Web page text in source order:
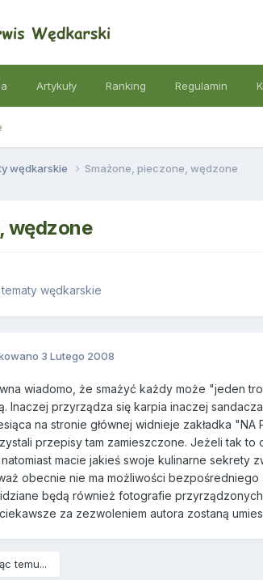
Artykuły Ranking Regulamin
wędkarskie Smażone, pieczone, wędzone
wędzone
wędkarskie
3 Lutego 2008
wiadomo, że smażyć każdy może "jeden
Inaczej przyrządza się karpia inaczej
na stronie głównej widnieje zakładka
przepisy tam zamieszczone. Jeżeli tak to
macie jakieś swoje kulinarne sekrety
obecnie nie ma możliwości bezpośredniego
będą również fotografie
za zezwoleniem autora zostaną
temu...